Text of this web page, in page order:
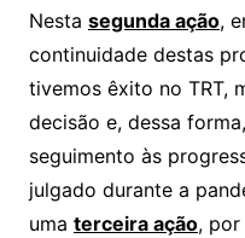
Nesta segunda ação,
continuidade destas
tivemos êxito no TRT,
decisão e, dessa
seguimento às
julgado durante a
uma terceira ação, por